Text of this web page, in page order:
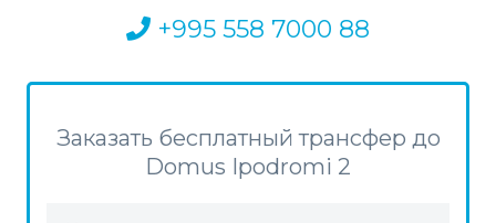
+995 558 7000 88
Заказать бесплатный трансфер до
Domus Ipodromi 2